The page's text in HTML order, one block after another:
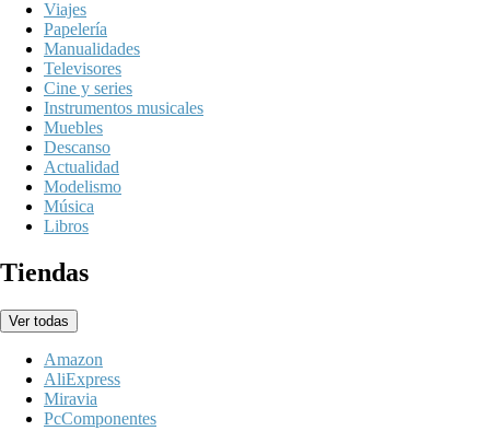
Viajes
Papelería
Manualidades
Televisores
Cine y series
Instrumentos musicales
Muebles
Descanso
Actualidad
Modelismo
Música
Libros
Tiendas
Ver todas
Amazon
AliExpress
Miravia
PcComponentes